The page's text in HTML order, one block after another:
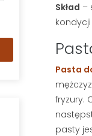
Skład –
Pasta
fryzury.
pasty